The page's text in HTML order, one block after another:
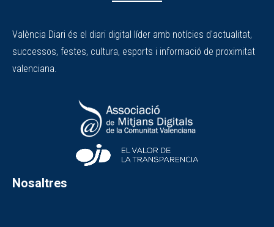
València Diari és el diari digital líder amb notícies d'actualitat,
successos, festes, cultura, esports i informació de proximitat
valenciana.
Nosaltres